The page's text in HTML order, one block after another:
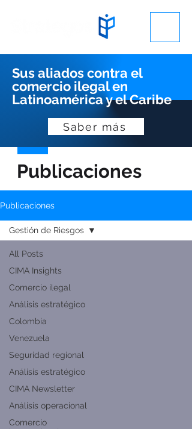
Sus aliados contra el
comercio ilegal en
Latinoamérica y el Caribe
Saber más
Publicaciones
Publicaciones
All Posts
CIMA Insights
Comercio ilegal
Análisis estratégico
Colombia
Venezuela
Seguridad regional
Análisis estratégico
CIMA Newsletter
Análisis operacional
Comercio
Gestión de Riesgos